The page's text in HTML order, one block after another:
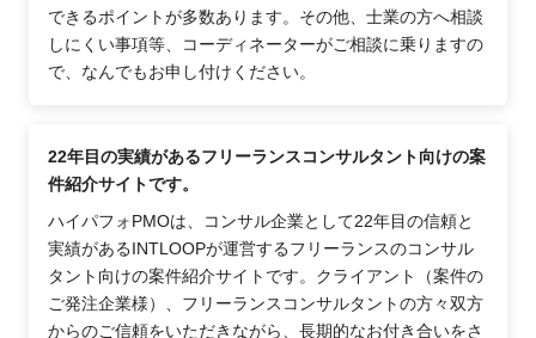
できるポイントが多数あります。その他、士業の方へ相談
しにくい事項等、コーディネーターがご相談に乗りますの
で、なんでもお申し付けください。
22年目の実績があるフリーランスコンサルタント向けの案
件紹介サイトです。
ハイパフォPMOは、コンサル企業として22年目の信頼と
実績があるINTLOOPが運営するフリーランスのコンサル
タント向けの案件紹介サイトです。クライアント（案件の
ご発注企業様）、フリーランスコンサルタントの方々双方
からのご信頼をいただきながら、長期的なお付き合いをさ